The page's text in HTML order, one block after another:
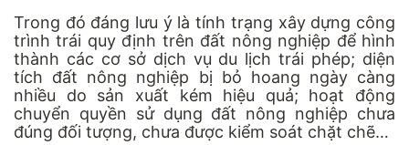
Trong đó đáng lưu ý là tính trạng xây dựng công
trình trái quy định trên đất nông nghiệp để hình
thành các cơ sở dịch vụ du lịch trái phép; diện
tích đất nông nghiệp bị bỏ hoang ngày càng
nhiều do sản xuất kém hiệu quả; hoạt động
chuyển quyền sử dụng đất nông nghiệp chưa
đúng đối tượng, chưa được kiểm soát chặt chẽ…